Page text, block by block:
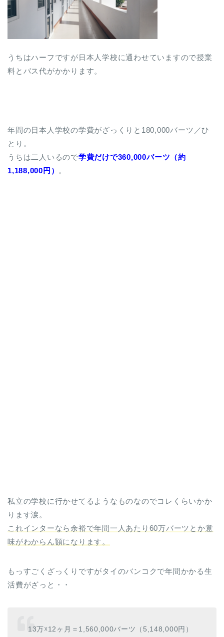
うちはハーフですが日本人学校に通わせていますので授業
料とバス代がかかります。
年間の日本人学校の学費がざっくりと180,000バーツ／ひ
とり。
うちは二人いるので学費だけで360,000バーツ（約
1,188,000円） 。
私立の学校に行かせてるようなものなのでコレくらいかか
ります涙。
これインターなら余裕で年間一人あたり60万バーツとか意
味がわからん額になります。
もっすごくざっくりですがタイのバンコクで年間かかる生
活費がざっと・・
13万☓12ヶ月＝1,560,000バーツ（5,148,000円）